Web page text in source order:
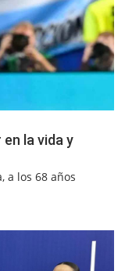
la vida y
a los 68 años